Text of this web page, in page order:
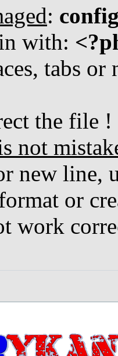
:
with:
tabs
the file !
not
new line,
or
work